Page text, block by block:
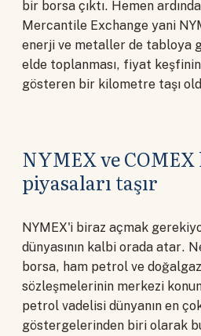
bir borsa çıktı. Hemen
Mercantile Exchange yani
enerji ve metaller de tabloya
elde toplanması, fiyat
gösteren bir kilometre taşı
NYMEX ve
piyasaları taşır
NYMEX'i biraz açmak
dünyasının kalbi orada atar.
borsa, ham petrol ve
sözleşmelerinin merkezi
petrol vadelisi dünyanın en
göstergelerinden biri olarak